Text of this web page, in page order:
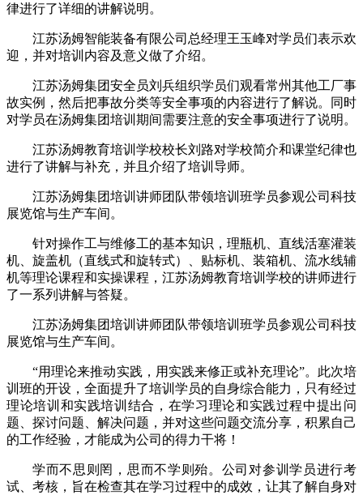
律进行了详细的讲解说明。
江苏汤姆智能装备有限公司总经理王玉峰对学员们表示欢
迎，并对培训内容及意义做了介绍。
江苏汤姆集团安全员刘兵组织学员们观看常州其他工厂事
故实例，然后把事故分类等安全事项的内容进行了解说。同时
对学员在汤姆集团培训期间需要注意的安全事项进行了说明。
江苏汤姆教育培训学校校长刘路对学校简介和课堂纪律也
进行了讲解与补充，并且介绍了培训导师。
江苏汤姆集团培训讲师团队带领培训班学员参观公司科技
展览馆与生产车间。
针对操作工与维修工的基本知识，理瓶机、直线活塞灌装
机、旋盖机（直线式和旋转式）、贴标机、装箱机、流水线辅
机等理论课程和实操课程，江苏汤姆教育培训学校的讲师进行
了一系列讲解与答疑。
江苏汤姆集团培训讲师团队带领培训班学员参观公司科技
展览馆与生产车间。
“用理论来推动实践，用实践来修正或补充理论”。此次培
训班的开设，全面提升了培训学员的自身综合能力，只有经过
理论培训和实践培训结合，在学习理论和实践过程中提出问
题、探讨问题、解决问题，并对这些问题交流分享，积累自己
的工作经验，才能成为公司的得力干将！
学而不思则罔，思而不学则殆。公司对参训学员进行考
试、考核，旨在检查其在学习过程中的成效，让其了解自身对